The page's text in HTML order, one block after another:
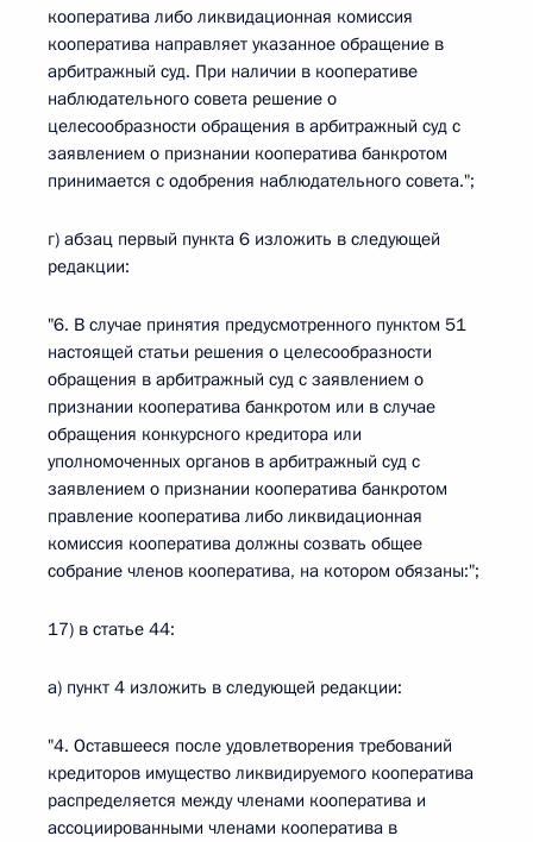
кооператива либо ликвидационная комиссия
кооператива направляет указанное обращение в
арбитражный суд. При наличии в кооперативе
наблюдательного совета решение о
целесообразности обращения в арбитражный суд с
заявлением о признании кооператива банкротом
принимается с одобрения наблюдательного совета.";
г) абзац первый пункта 6 изложить в следующей
редакции:
"6. В случае принятия предусмотренного пунктом 51
настоящей статьи решения о целесообразности
обращения в арбитражный суд с заявлением о
признании кооператива банкротом или в случае
обращения конкурсного кредитора или
уполномоченных органов в арбитражный суд с
заявлением о признании кооператива банкротом
правление кооператива либо ликвидационная
комиссия кооператива должны созвать общее
собрание членов кооператива, на котором обязаны:";
17) в статье 44:
а) пункт 4 изложить в следующей редакции:
"4. Оставшееся после удовлетворения требований
кредиторов имущество ликвидируемого кооператива
распределяется между членами кооператива и
ассоциированными членами кооператива в